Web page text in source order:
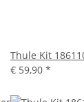
Thule Kit
€ 59,90 *